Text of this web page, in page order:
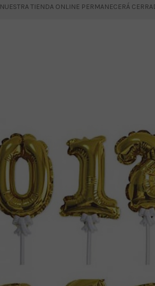
NUESTRA TIENDA ONLINE PERMANECERÁ